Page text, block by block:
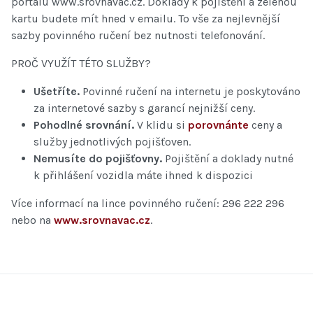
kartu budete mít hned v emailu. To vše za nejlevnější
sazby povinného ručení bez nutnosti telefonování.
PROČ VYUŽÍT TÉTO SLUŽBY?
Ušetříte. Povinné ručení na internetu je poskytováno
za internetové sazby s garancí nejnižší ceny.
Pohodlné srovnání. V klidu si porovnánte ceny a
služby jednotlivých pojišťoven.
Nemusíte do pojišťovny. Pojištění a doklady nutné
k přihlášení vozidla máte ihned k dispozici
Více informací na lince povinného ručení: 296 222 296
nebo na www.srovnavac.cz.